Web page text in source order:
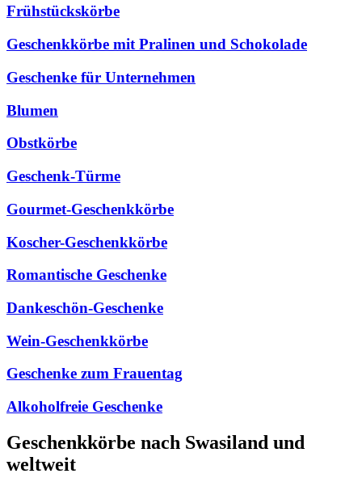
Frühstückskörbe
Geschenkkörbe mit Pralinen und Schokolade
Geschenke für Unternehmen
Blumen
Obstkörbe
Geschenk-Türme
Gourmet-Geschenkkörbe
Koscher-Geschenkkörbe
Romantische Geschenke
Dankeschön-Geschenke
Wein-Geschenkkörbe
Geschenke zum Frauentag
Alkoholfreie Geschenke
Geschenkkörbe nach Swasiland und
weltweit